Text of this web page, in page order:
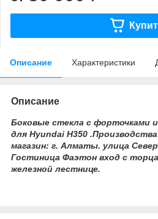
Описание Характеристики
Описание
Боковые стекла с форточками
для Hyundai H350
магазин: г. Алматы. улица
Гостиница Фаэтон вход с
железной лестнице.